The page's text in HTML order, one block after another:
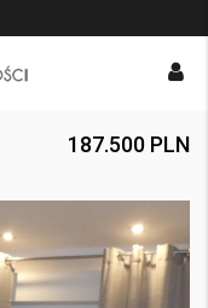
187.500 PLN